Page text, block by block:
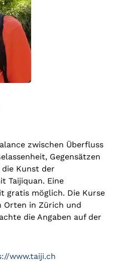
zwischen Überfluss
Gegensätzen
Kunst der
Taijiquan. Eine
gratis möglich. Die Kurse
Orten in Zürich und
die Angaben auf der
www.taiji.ch